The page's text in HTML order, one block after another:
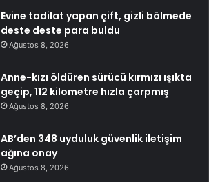
Evine tadilat yapan çift, gizli bölmede
deste deste para buldu
Ağustos 8, 2026
Anne-kızı öldüren sürücü kırmızı ışıkta
geçip, 112 kilometre hızla çarpmış
Ağustos 8, 2026
AB’den 348 uyduluk güvenlik iletişim
ağına onay
Ağustos 8, 2026